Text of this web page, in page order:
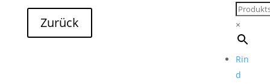
×
Rin
d